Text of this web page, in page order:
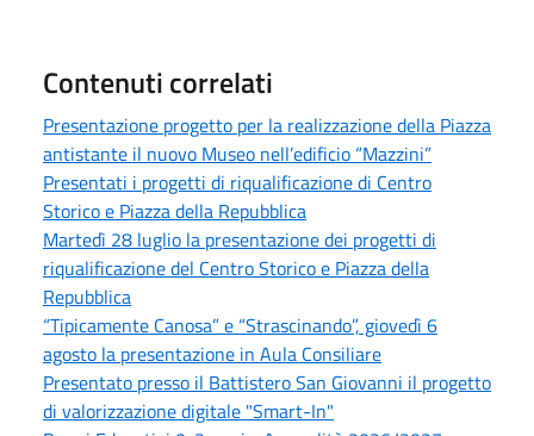
Contenuti correlati
Presentazione progetto per la realizzazione della Piazza
antistante il nuovo Museo nell’edificio “Mazzini”
Presentati i progetti di riqualificazione di Centro
Storico e Piazza della Repubblica
Martedì 28 luglio la presentazione dei progetti di
riqualificazione del Centro Storico e Piazza della
Repubblica
“Tipicamente Canosa” e “Strascinando”, giovedì 6
agosto la presentazione in Aula Consiliare
Presentato presso il Battistero San Giovanni il progetto
di valorizzazione digitale "Smart-In"